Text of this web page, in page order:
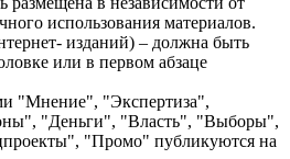
использования материалов.
изданий) – должна быть
или в первом абзаце
"Мнение", "Экспертиза",
"Деньги", "Власть", "Выборы",
"Промо" публикуются на